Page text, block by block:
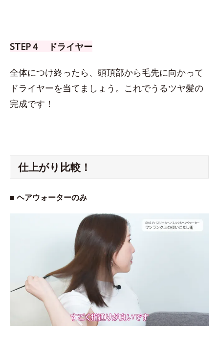
STEP４ ドライヤー
全体につけ終ったら、頭頂部から毛先に向かって
ドライヤーを当てましょう。これでうるツヤ髪の
完成です！
仕上がり比較！
■ ヘアウォーターのみ